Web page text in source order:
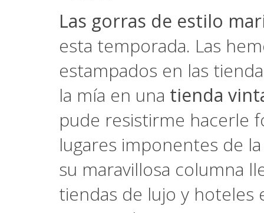
Las gorras de estilo
esta temporada. Las
estampados en las
la mía en una tienda
pude resistirme hacerle
lugares imponentes de
su maravillosa columna
tiendas de lujo y hoteles